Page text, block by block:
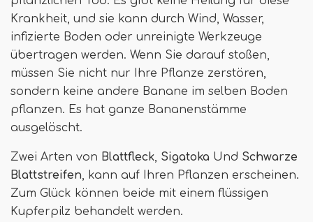
Krankheit, und sie kann durch Wind, Wasser,
infizierte Boden oder unreinigte Werkzeuge
übertragen werden. Wenn Sie darauf stoßen,
müssen Sie nicht nur Ihre Pflanze zerstören,
sondern keine andere Banane im selben Boden
pflanzen. Es hat ganze Bananenstämme
ausgelöscht.
Zwei Arten von Blattfleck, Sigatoka Und Schwarze
Blattstreifen, kann auf Ihren Pflanzen erscheinen.
Zum Glück können beide mit einem flüssigen
Kupferpilz behandelt werden.